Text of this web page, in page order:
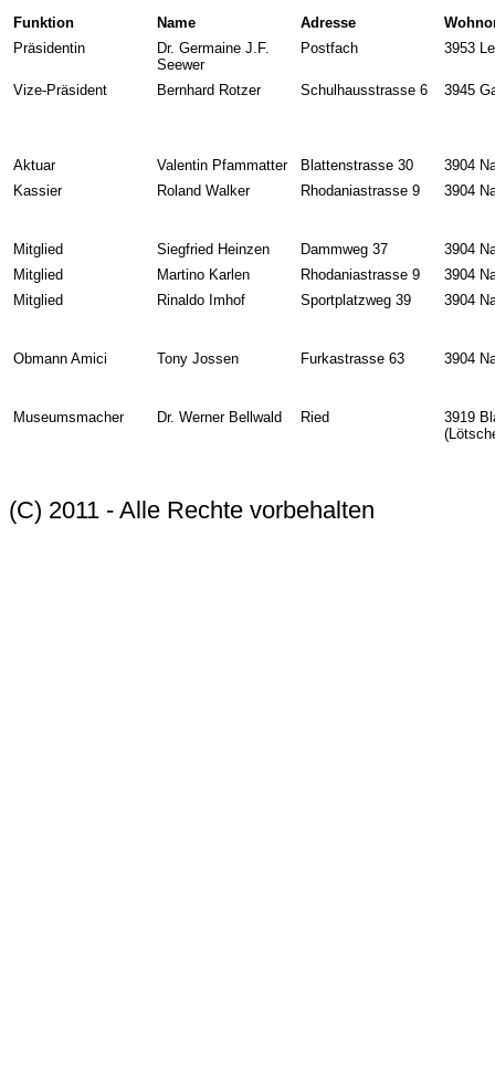
Funktion Name Adresse
Präsidentin
Dr. Germaine J.F.
Seewer
Postfach 3953
Vize-Präsident Bernhard Rotzer Schulhausstrasse 6 3945
Aktuar Valentin Pfammatter Blattenstrasse 30
3904
Kassier
Roland Walker Rhodaniastrasse 9 3904
Mitglied Siegfried Heinzen Dammweg 37
3904
Mitglied
Martino Karlen Rhodaniastrasse 9
3904
Mitglied
Rinaldo Imhof Sportplatzweg 39 3904
Obmann Amici Tony Jossen Furkastrasse 63 3904
Museumsmacher Dr. Werner Bellwald Ried
3919
(C) 2011 - Alle Rechte vorbehalten